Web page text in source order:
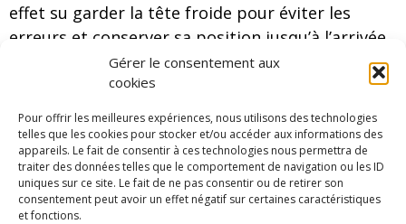
Gérer le consentement aux
cookies
Pour offrir les meilleures expériences, nous utilisons des technologies
telles que les cookies pour stocker et/ou accéder aux informations des
appareils. Le fait de consentir à ces technologies nous permettra de
traiter des données telles que le comportement de navigation ou les ID
uniques sur ce site. Le fait de ne pas consentir ou de retirer son
consentement peut avoir un effet négatif sur certaines caractéristiques
et fonctions.
effet su garder la tête froide pour éviter les
erreurs et conserver sa position jusqu’à l’arrivée.
Il est ainsi le plus rapide du reste du peloton en
terminant quatrième devant Cédric De Cecco.